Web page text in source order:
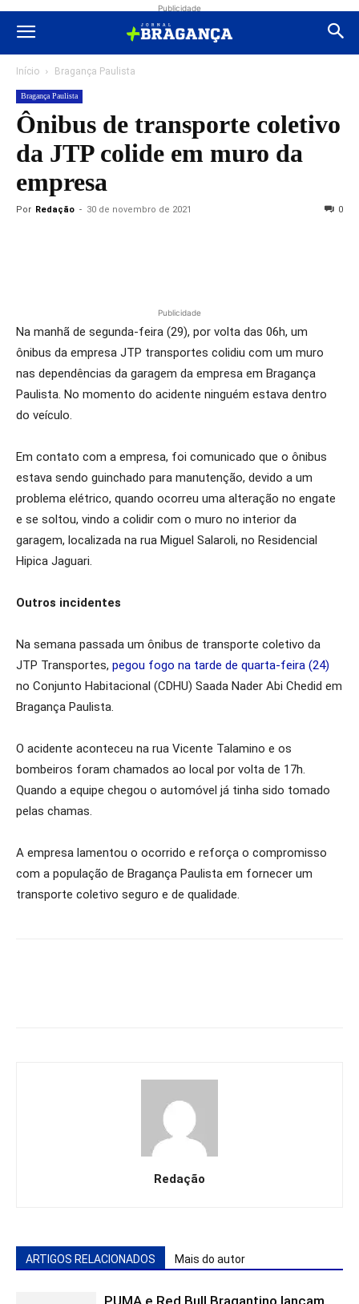
Publicidade
Início Bragança Paulista
Bragança Paulista
Ônibus de transporte coletivo
da JTP colide em muro da
empresa
Por Redação - 30 de novembro de 2021 0
Publicidade
Na manhã de segunda-feira (29), por volta das 06h, um
ônibus da empresa JTP transportes colidiu com um muro
nas dependências da garagem da empresa em Bragança
Paulista. No momento do acidente ninguém estava dentro
do veículo.
Em contato com a empresa, foi comunicado que o ônibus
estava sendo guinchado para manutenção, devido a um
problema elétrico, quando ocorreu uma alteração no engate
e se soltou, vindo a colidir com o muro no interior da
garagem, localizada na rua Miguel Salaroli, no Residencial
Hipica Jaguari.
Outros incidentes
Na semana passada um ônibus de transporte coletivo da
JTP Transportes, pegou fogo na tarde de quarta-feira (24)
no Conjunto Habitacional (CDHU) Saada Nader Abi Chedid em
Bragança Paulista.
O acidente aconteceu na rua Vicente Talamino e os
bombeiros foram chamados ao local por volta de 17h.
Quando a equipe chegou o automóvel já tinha sido tomado
pelas chamas.
A empresa lamentou o ocorrido e reforça o compromisso
com a população de Bragança Paulista em fornecer um
transporte coletivo seguro e de qualidade.
Redação
ARTIGOS RELACIONADOS Mais do autor
PUMA e Red Bull Bragantino lançam